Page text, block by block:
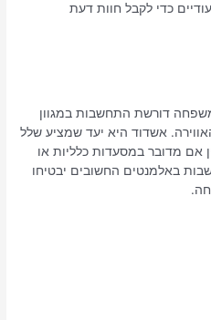
כדי לקבל חוות דעת
דורשת התחשבות במגוון
אשדוד היא יעד שמציע שלל
אם מדובר במסעדות כלליות או
באלמנטים החשובים יבטיחו